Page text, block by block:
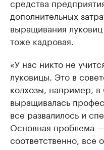
дополнительных
выращивания
тоже кадровая.
«У нас никто не
луковицы. Это в
колхозы, например, в
выращивалась
все развалилось и
Основная проблема
соответственно,